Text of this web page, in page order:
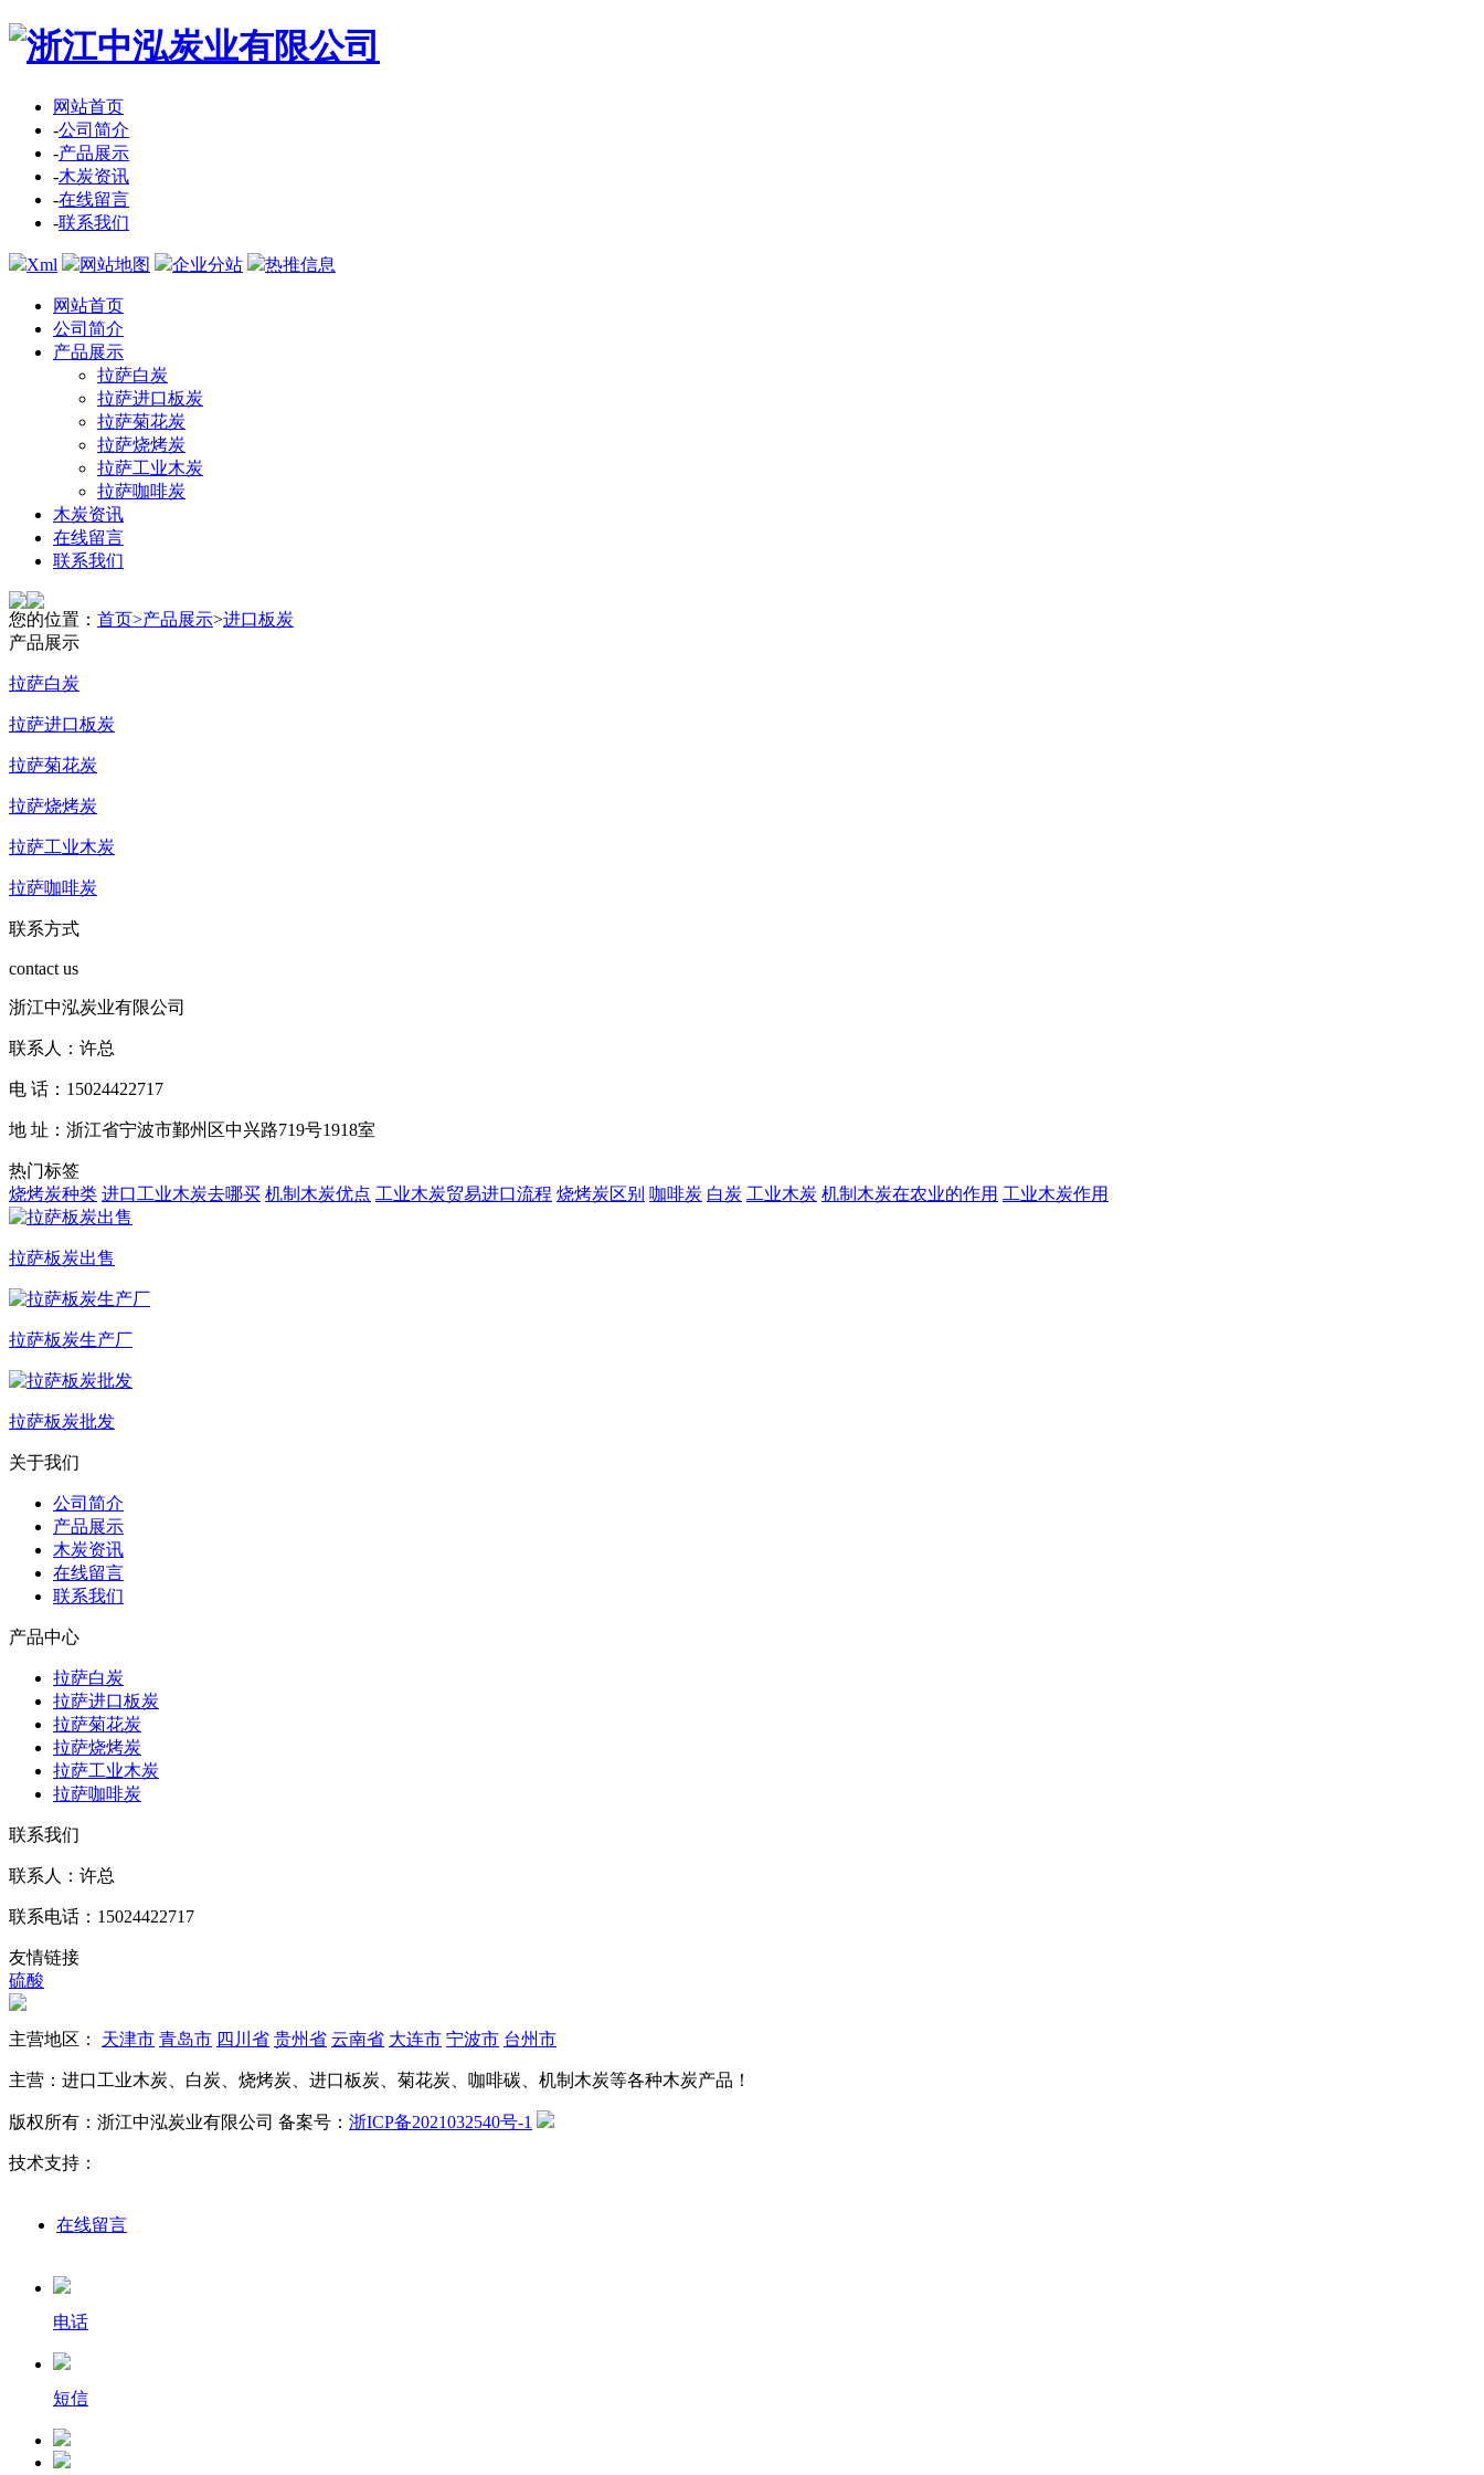
网站首页
-公司简介
-产品展示
-木炭资讯
-在线留言
-联系我们
Xml 网站地图 企业分站 热推信息
网站首页
公司简介
产品展示
拉萨白炭
拉萨进口板炭
拉萨菊花炭
拉萨烧烤炭
拉萨工业木炭
拉萨咖啡炭
木炭资讯
在线留言
联系我们
您的位置： 首页>产品展示>进口板炭
产品展示
拉萨白炭
拉萨进口板炭
拉萨菊花炭
拉萨烧烤炭
拉萨工业木炭
拉萨咖啡炭
联系方式
contact us
浙江中泓炭业有限公司
联系人：许总
电 话：15024422717
地 址：浙江省宁波市鄞州区中兴路719号1918室
热门标签
烧烤炭种类 进口工业木炭去哪买 机制木炭优点 工业木炭贸易进口流程 烧烤炭区别 咖啡炭 白炭 工业木炭 机制木炭在农业的作用 工业木炭作用
拉萨板炭出售
拉萨板炭生产厂
拉萨板炭批发
关于我们
公司简介
产品展示
木炭资讯
在线留言
联系我们
产品中心
拉萨白炭
拉萨进口板炭
拉萨菊花炭
拉萨烧烤炭
拉萨工业木炭
拉萨咖啡炭
联系我们
联系人：许总
联系电话：15024422717
友情链接
硫酸
主营地区： 天津市 青岛市 四川省 贵州省 云南省 大连市 宁波市 台州市
主营：进口工业木炭、白炭、烧烤炭、进口板炭、菊花炭、咖啡碳、机制木炭等各种木炭产品！
版权所有：浙江中泓炭业有限公司 备案号： 浙ICP备2021032540号-1
技术支持：
在线留言
电话
短信